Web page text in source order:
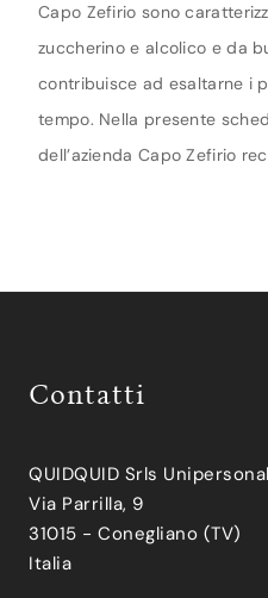
Capo Zefirio sono
zuccherino e alcolico e da
contribuisce ad esaltarne i
tempo. Nella presente
dell’azienda Capo Zefirio
Contatti
QUIDQUID Srls
Via Parrilla, 9
31015 - Conegliano (TV)
Italia